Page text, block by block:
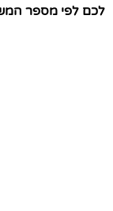
לכם לפי מספר